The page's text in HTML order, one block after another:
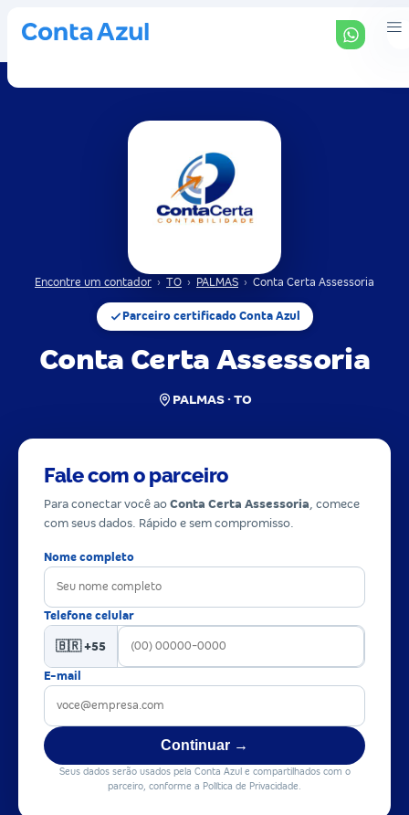
Encontre um contador › TO › PALMAS › Conta Certa Assessoria
Parceiro certificado Conta Azul
Conta Certa Assessoria
PALMAS · TO
Fale com o parceiro
Para conectar você ao Conta Certa Assessoria, comece
com seus dados. Rápido e sem compromisso.
Nome completo
Telefone celular
🇧🇷 +55
E-mail
Continuar →
Seus dados serão usados pela Conta Azul e compartilhados com o
parceiro, conforme a Política de Privacidade.